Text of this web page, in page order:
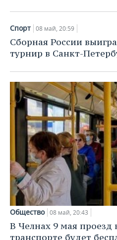
Спорт 08 май, 20:59
Сборная России
турнир в Санкт-
Общество 08 май, 20:43
В Челнах 9 мая
транспорте будет